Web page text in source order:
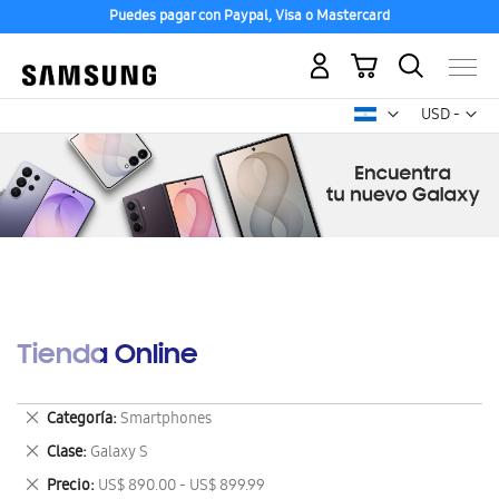
Puedes pagar con Paypal, Visa o Mastercard
USD -
dólar
Mi carrito
Tienda Online
Categoría Smartphones
Eliminar
este
artículo
Clase Galaxy S
Eliminar
este
Precio US$ 890.00 - US$ 899.99
Eliminar